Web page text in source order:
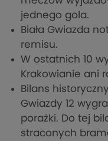
jednego gola.
Biała Gwiazda
remisu.
W ostatnich 10
Krakowianie ani
Bilans
Gwiazdy 12
porażki. Do tej
straconych